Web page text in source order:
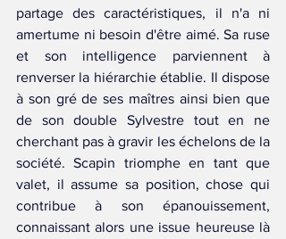
partage des caractéristiques, il n'a ni
amertume ni besoin d'être aimé. Sa ruse
et son intelligence parviennent à
renverser la hiérarchie établie. Il dispose
à son gré de ses maîtres ainsi bien que
de son double Sylvestre tout en ne
cherchant pas à gravir les échelons de la
société. Scapin triomphe en tant que
valet, il assume sa position, chose qui
contribue à son épanouissement,
connaissant alors une issue heureuse là